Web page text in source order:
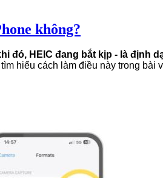
không?
đó, HEIC đang bắt kịp - là định
hiểu cách làm điều này trong bài